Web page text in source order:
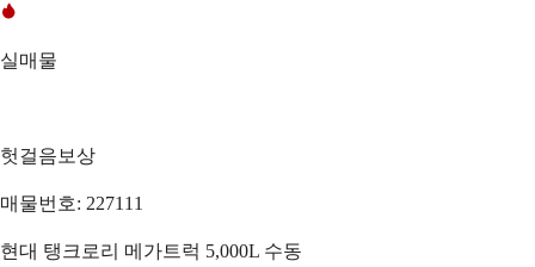
실매물
헛걸음보상
매물번호: 227111
현대 탱크로리 메가트럭 5,000L 수동